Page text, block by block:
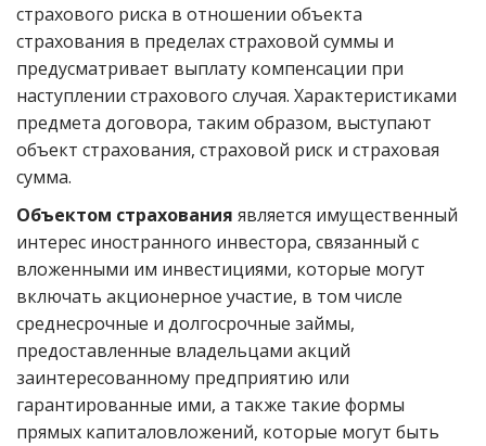
страхового риска в отношении объекта
страхования в пределах страховой суммы и
предусматривает выплату компенсации при
наступлении страхового случая. Характеристиками
предмета договора, таким образом, выступают
объект страхования, страховой риск и страховая
сумма.
Объектом страхования является имущественный
интерес иностранного инвестора, связанный с
вложенными им инвестициями, которые могут
включать акционерное участие, в том числе
среднесрочные и долгосрочные займы,
предоставленные владельцами акций
заинтересованному предприятию или
гарантированные ими, а также такие формы
прямых капиталовложений, которые могут быть